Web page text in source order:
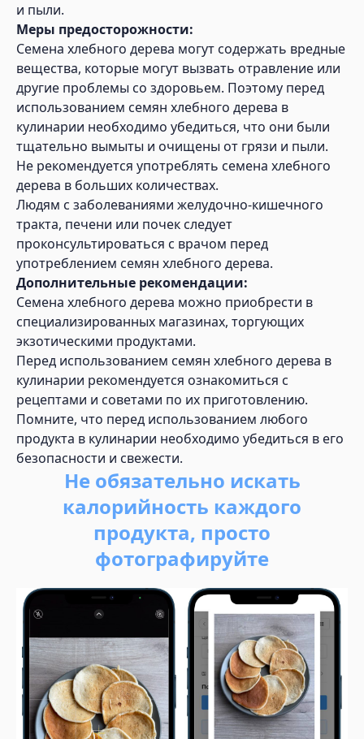
и пыли.
Меры предосторожности:
Семена хлебного дерева могут содержать вредные
вещества, которые могут вызвать отравление или
другие проблемы со здоровьем. Поэтому перед
использованием семян хлебного дерева в
кулинарии необходимо убедиться, что они были
тщательно вымыты и очищены от грязи и пыли.
Не рекомендуется употреблять семена хлебного
дерева в больших количествах.
Людям с заболеваниями желудочно-кишечного
тракта, печени или почек следует
проконсультироваться с врачом перед
употреблением семян хлебного дерева.
Дополнительные рекомендации:
Семена хлебного дерева можно приобрести в
специализированных магазинах, торгующих
экзотическими продуктами.
Перед использованием семян хлебного дерева в
кулинарии рекомендуется ознакомиться с
рецептами и советами по их приготовлению.
Помните, что перед использованием любого
продукта в кулинарии необходимо убедиться в его
безопасности и свежести.
Не обязательно искать
калорийность каждого
продукта, просто
фотографируйте